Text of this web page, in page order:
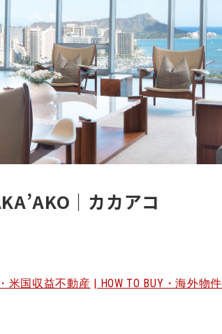
｜カカアコ
米国収益不動産 | HOW TO BUY・海外物